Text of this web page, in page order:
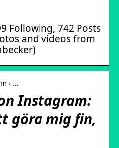
Following, 742 Posts
and videos from
› …
Instagram:
göra mig fin,